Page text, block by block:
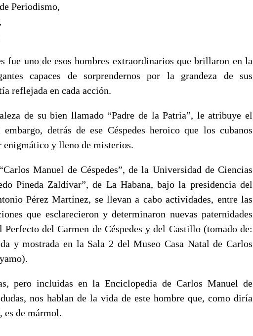
Periodismo,
fue uno de esos hombres extraordinarios que brillaron en la
capaces de sorprendernos por la grandeza de sus
reflejada en cada acción.
de su bien llamado “Padre de la Patria”, le atribuye el
detrás de ese Céspedes heroico que los cubanos
enigmático y lleno de misterios.
Manuel de Céspedes”, de la Universidad de Ciencias
Pineda Zaldívar”, de La Habana, bajo la presidencia del
Pérez Martínez, se llevan a cabo actividades, entre las
que esclarecieron y determinaron nuevas paternidades
del Carmen de Céspedes y del Castillo (tomado de:
y mostrada en la Sala 2 del Museo Casa Natal de Carlos
pero incluidas en la Enciclopedia de Carlos Manuel de
nos hablan de la vida de este hombre que, como diría
es de mármol.